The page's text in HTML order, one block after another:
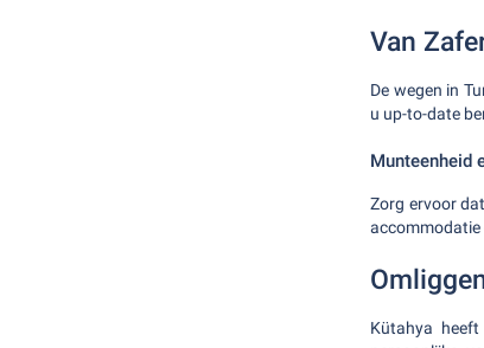
Van
De wegen in
u up-to-date
Munteenheid
Zorg ervoor
accommodatie
Kütahya